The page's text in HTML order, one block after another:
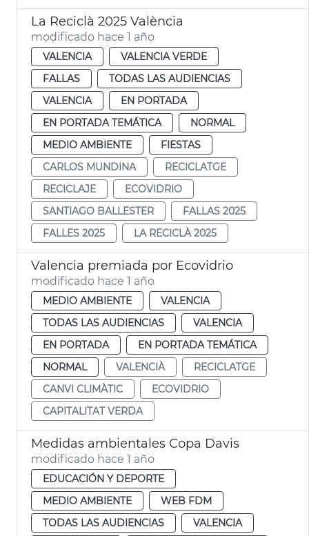
La Reciclà 2025 València
modificado hace 1 año
VALENCIA
VALENCIA VERDE
FALLAS
TODAS LAS AUDIENCIAS
VALENCIA
EN PORTADA
EN PORTADA TEMÁTICA
NORMAL
MEDIO AMBIENTE
FIESTAS
CARLOS MUNDINA
RECICLATGE
RECICLAJE
ECOVIDRIO
SANTIAGO BALLESTER
FALLAS 2025
FALLES 2025
LA RECICLÀ 2025
Valencia premiada por Ecovidrio
modificado hace 1 año
MEDIO AMBIENTE
VALENCIA
TODAS LAS AUDIENCIAS
VALENCIA
EN PORTADA
EN PORTADA TEMÁTICA
NORMAL
VALENCIÀ
RECICLATGE
CANVI CLIMÀTIC
ECOVIDRIO
CAPITALITAT VERDA
Medidas ambientales Copa Davis
modificado hace 1 año
EDUCACIÓN Y DEPORTE
MEDIO AMBIENTE
WEB FDM
TODAS LAS AUDIENCIAS
VALENCIA